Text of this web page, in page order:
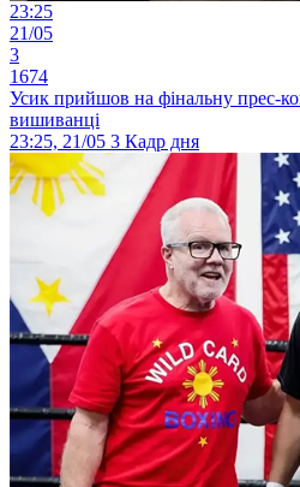
23:25
21/05
3
1674
Усик прийшов на фінальну прес-
вишиванці
23:25, 21/05 3 Кадр дня